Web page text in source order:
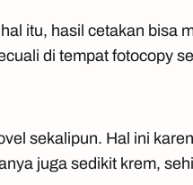
itu, hasil cetakan bisa
di tempat fotocopy
sekalipun. Hal ini
juga sedikit krem,